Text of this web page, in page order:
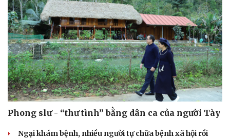
Phong slư - “thư tình” bằng dân ca của người Tày
Ngại khám bệnh, nhiều người tự chữa bệnh xã hội rồi